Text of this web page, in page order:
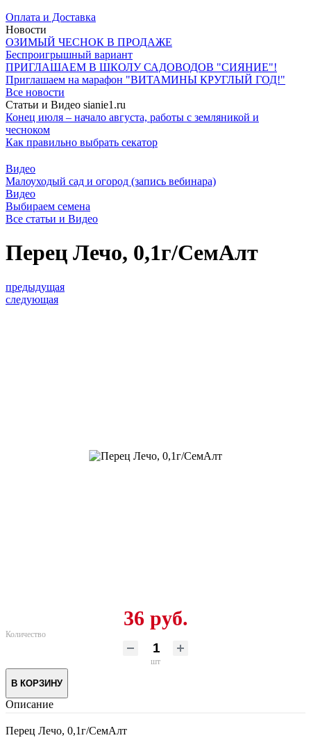
Оплата и Доставка
Новости
ОЗИМЫЙ ЧЕСНОК В ПРОДАЖЕ
Беспроигрышный вариант
ПРИГЛАШАЕМ В ШКОЛУ САДОВОДОВ "СИЯНИЕ"!
Приглашаем на марафон "ВИТАМИНЫ КРУГЛЫЙ ГОД!"
Все новости
Статьи и Видео sianie1.ru
Конец июля – начало августа, работы с земляникой и
чесноком
Как правильно выбрать секатор
Видео
Малоуходый сад и огород (запись вебинара)
Видео
Выбираем семена
Все cтатьи и Видео
Перец Лечо, 0,1г/СемАлт
предыдущая
следующая
36 руб.
Количество
шт
В КОРЗИНУ
Описание
Перец Лечо, 0,1г/СемАлт